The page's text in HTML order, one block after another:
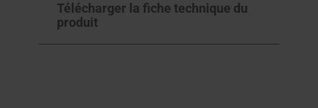
Télécharger la fiche technique du
produit